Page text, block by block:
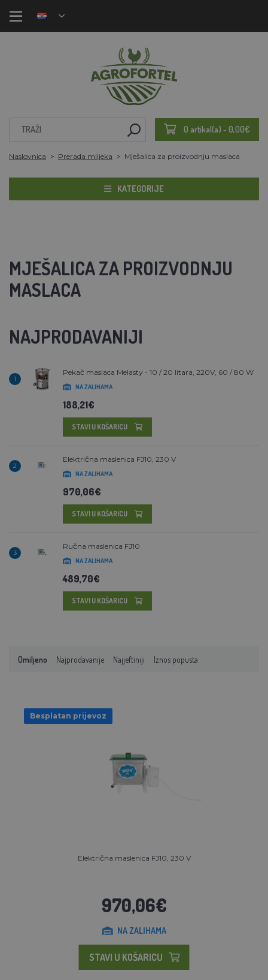
0 artikal(a) - 0,00€
Naslovnica Prerada mlijeka Mješalica za proizvodnju maslaca
KATEGORIJE
MJEŠALICA ZA PROIZVODNJU
MASLACA
NAJPRODAVANIJI
1
Pekač maslaca Melasty - 10 / 20 litara, 220V, 60 / 80 W
NA ZALIHAMA
188,21€
STAVI U KOŠARICU
2
Električna maslenica FJ10, 230 V
NA ZALIHAMA
970,06€
STAVI U KOŠARICU
3
Ručna maslenica FJ10
NA ZALIHAMA
489,70€
STAVI U KOŠARICU
Omiljeno Najprodavanije Najjeftiniji Iznos popusta
Besplatan prijevoz
Električna maslenica FJ10, 230 V
970,06€
NA ZALIHAMA
STAVI U KOŠARICU